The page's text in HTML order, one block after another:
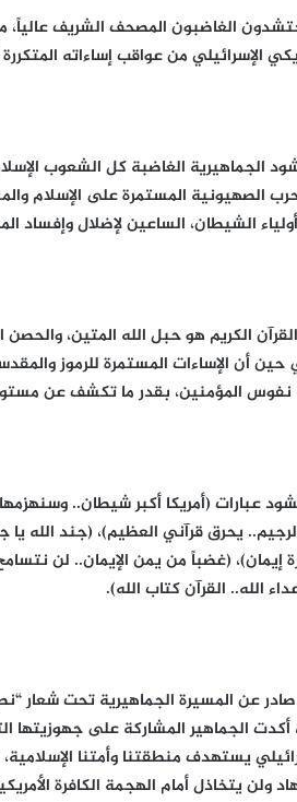
الغاضبون المصحف الشريف عالياً،
الإسرائيلي من عواقب إساءاته
الجماهيرية الغاضبة كل الشعوب
الصهيونية المستمرة على الإسلام
الشيطان، الساعين لإضلال وإفساد
الكريم هو حبل الله المتين،
حين أن الإساءات المستمرة للرموز
نفوس المؤمنين، بقدر ما تكشف عن
عبارات (أمريكا أكبر شيطان.. وسنهزمها
يحرق قرآني العظيم)، (جند الله يا
(غضباً من يمن الإيمان.. لن
الله.. القرآن كتاب الله).
عن المسيرة الجماهيرية تحت شعار
أكدت الجماهير المشاركة على جهوزيتها
يستهدف منطقتنا وأمتنا
ولن يتخاذل أمام الهجمة الكافرة